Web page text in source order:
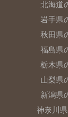
北海道
岩手県
秋田県
福島県
栃木県
山梨県
新潟県
神奈川